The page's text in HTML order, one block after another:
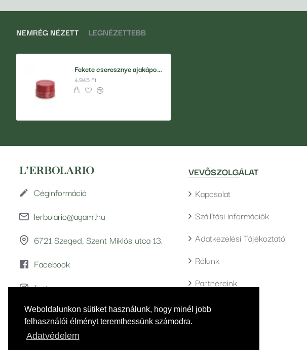
Weboldalunkon sütiket használunk, hogy minél jobb
felhasználói élményt teremthessünk számodra.
Adatvédelem
NEMRÉG NÉZETT LEGNÉZETTEBB
Fekete cseresznye ajakápoló és arcpirosító
4.945 Ft
Céginformáció
lerbolario@agami.hu
6721 Szeged, Szent Miklós utca 13.
Facebook
Instagram
Youtube
VEVŐSZOLGÁLAT
Kapcsolat
Szállítási információk
Adatkezelési Tájékoztató
Rólunk
Partnereink
ÁSZF